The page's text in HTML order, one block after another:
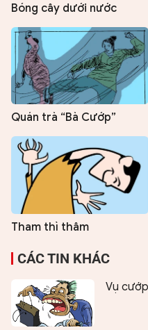
Bóng cây dưới nước
Quán trà “Bà Cướp”
Tham thì thâm
CÁC TIN KHÁC
Vụ